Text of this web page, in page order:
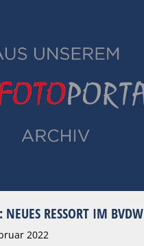
NEUES RESSORT IM BVDW
2022